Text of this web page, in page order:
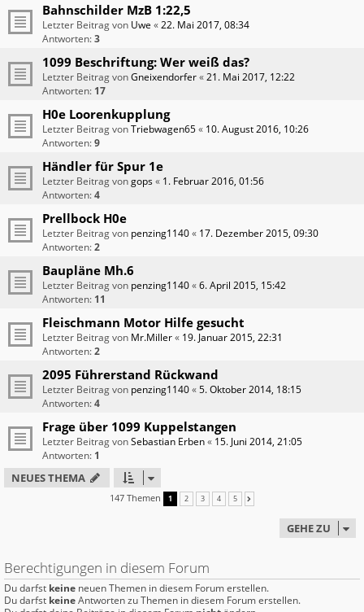
Bahnschilder MzB 1:22,5
Letzter Beitrag von Uwe «22. Mai 2017, 08:34
Antworten:3
1099 Beschriftung: Wer weiß das?
Letzter Beitrag vonGneixendorfer«21. Mai 2017, 12:22
Antworten: 17
H0e Loorenkupplung
Letzter Beitrag vonTriebwagen65« 10. August 2016, 10:26
Antworten:9
Händler für Spur 1e
Letzter Beitrag vongops« 1. Februar 2016, 01:56
Antworten:4
Prellbock H0e
Letzter Beitrag von penzing1140« 17. Dezember 2015, 09:30
Antworten:2
Baupläne Mh.6
Letzter Beitrag von penzing1140«6. April 2015, 15:42
Antworten: 11
Fleischmann Motor Hilfe gesucht
Letzter Beitrag von Mr.Miller« 19. Januar 2015, 22:31
Antworten:2
2095 Führerstand Rückwand
Letzter Beitrag von penzing1140«5. Oktober 2014, 18:15
Antworten:4
Frage über 1099 Kuppelstangen
Letzter Beitrag vonSebastian Erben« 15. Juni 2014, 21:05
Antworten: 1
NEUES THEMA
147 Themen 1 2 3 4 5
GEHE ZU
Berechtigungen in diesem Forum
Du darfst keine neuen Themen in diesem Forum erstellen.
Du darfst keineAntworten zu Themen in diesem Forum erstellen.